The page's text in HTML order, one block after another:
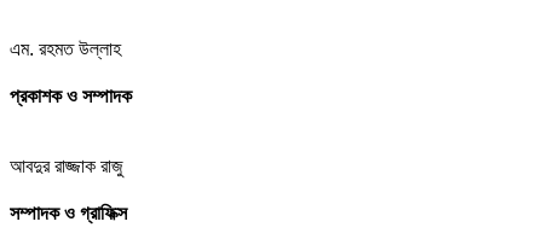
এম. রহমত উল্লাহ
প্রকাশক ও সম্পাদক
আবদুর রাজ্জাক রাজু
সম্পাদক ও গ্রাফিক্স